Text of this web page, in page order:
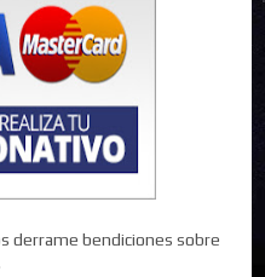
derrame bendiciones sobre